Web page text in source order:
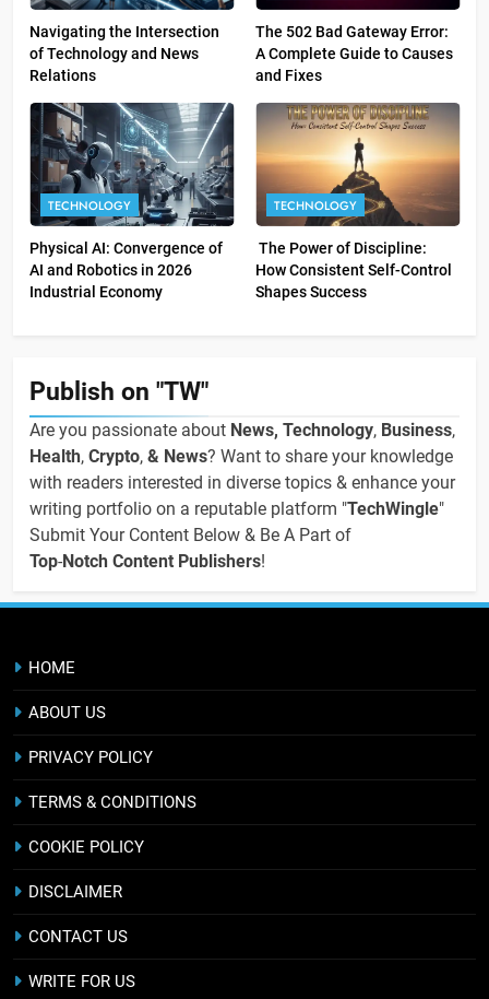
Navigating the Intersection
of Technology and News
Relations
The 502 Bad Gateway Error:
A Complete Guide to Causes
and Fixes
TECHNOLOGY
Physical AI: Convergence of
AI and Robotics in 2026
Industrial Economy
TECHNOLOGY
The Power of Discipline:
How Consistent Self-Control
Shapes Success
Publish on "TW"
Are you passionate about News, Technology, Business,
Health, Crypto, & News? Want to share your knowledge
with readers interested in diverse topics & enhance your
writing portfolio on a reputable platform "TechWingle"
Submit Your Content Below & Be A Part of
Top-Notch Content Publishers!
HOME
ABOUT US
PRIVACY POLICY
TERMS & CONDITIONS
COOKIE POLICY
DISCLAIMER
CONTACT US
WRITE FOR US